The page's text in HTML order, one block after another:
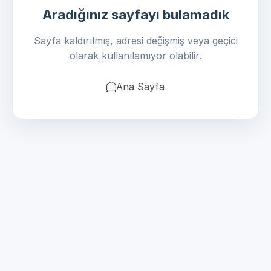
Aradığınız sayfayı bulamadık
Sayfa kaldırılmış, adresi değişmiş veya geçici
olarak kullanılamıyor olabilir.
Ana Sayfa